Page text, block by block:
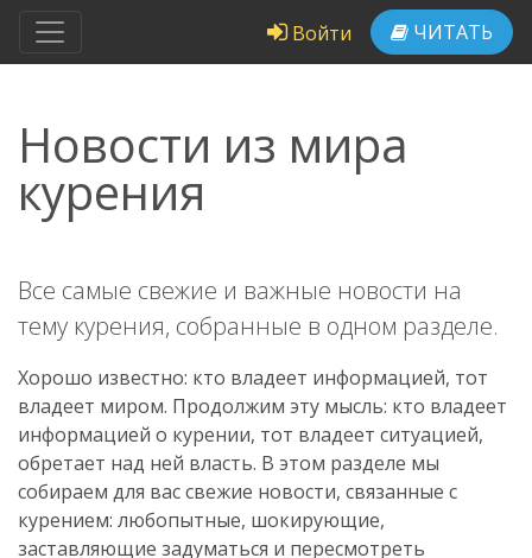
Войти ЧИТАТЬ
Новости из мира
курения
Все самые свежие и важные новости на
тему курения, собранные в одном разделе.
Хорошо известно: кто владеет информацией, тот
владеет миром. Продолжим эту мысль: кто владеет
информацией о курении, тот владеет ситуацией,
обретает над ней власть. В этом разделе мы
собираем для вас свежие новости, связанные с
курением: любопытные, шокирующие,
заставляющие задуматься и пересмотреть